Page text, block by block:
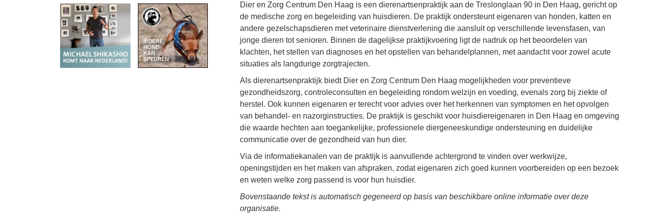
Dier en Zorg Centrum Den Haag is een dierenartsenpraktijk aan de Treslonglaan 90 in Den Haag, gericht op
de medische zorg en begeleiding van huisdieren. De praktijk ondersteunt eigenaren van honden, katten en
andere gezelschapsdieren met veterinaire dienstverlening die aansluit op verschillende levensfasen, van
jonge dieren tot senioren. Binnen de dagelijkse praktijkvoering ligt de nadruk op het beoordelen van
klachten, het stellen van diagnoses en het opstellen van behandelplannen, met aandacht voor zowel acute
situaties als langdurige zorgtrajecten.
Als dierenartsenpraktijk biedt Dier en Zorg Centrum Den Haag mogelijkheden voor preventieve
gezondheidszorg, controleconsulten en begeleiding rondom welzijn en voeding, evenals zorg bij ziekte of
herstel. Ook kunnen eigenaren er terecht voor advies over het herkennen van symptomen en het opvolgen
van behandel- en nazorginstructies. De praktijk is geschikt voor huisdiereigenaren in Den Haag en omgeving
die waarde hechten aan toegankelijke, professionele diergeneeskundige ondersteuning en duidelijke
communicatie over de gezondheid van hun dier.
Via de informatiekanalen van de praktijk is aanvullende achtergrond te vinden over werkwijze,
openingstijden en het maken van afspraken, zodat eigenaren zich goed kunnen voorbereiden op een bezoek
en weten welke zorg passend is voor hun huisdier.
Bovenstaande tekst is automatisch gegeneerd op basis van beschikbare online informatie over deze
organisatie.